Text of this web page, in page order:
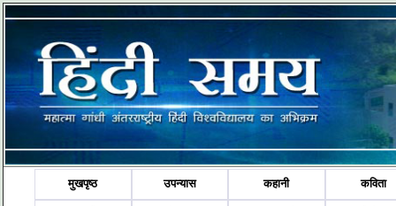
मुखपृष्ठ उपन्यास कहानी कविता